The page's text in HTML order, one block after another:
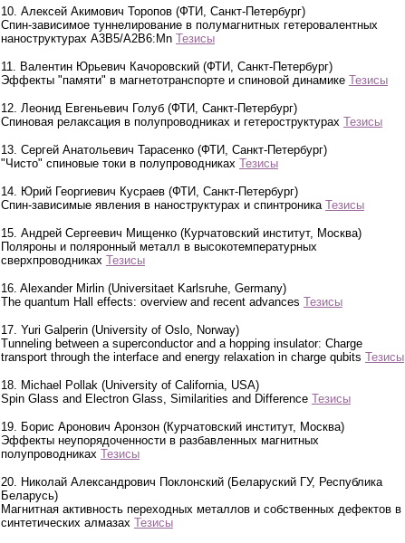
10. Алексей Акимович Торопов (ФТИ, Санкт-Петербург)
Спин-зависимое туннелирование в полумагнитных гетеровалентных
наноструктурах A3B5/A2B6:Mn Тезисы
11. Валентин Юрьевич Качоровский (ФТИ, Санкт-Петербург)
Эффекты "памяти" в магнетотранспорте и спиновой динамике Тезисы
12. Леонид Евгеньевич Голуб (ФТИ, Санкт-Петербург)
Спиновая релаксация в полупроводниках и гетероструктурах Тезисы
13. Сергей Анатольевич Тарасенко (ФТИ, Санкт-Петербург)
"Чисто" спиновые токи в полупроводниках Тезисы
14. Юрий Георгиевич Кусраев (ФТИ, Санкт-Петербург)
Спин-зависимые явления в наноструктурах и спинтроника Тезисы
15. Андрей Сергеевич Мищенко (Курчатовский институт, Москва)
Поляроны и поляронный металл в высокотемпературных
сверхпроводниках Тезисы
16. Alexander Mirlin (Universitaet Karlsruhe, Germany)
The quantum Hall effects: overview and recent advances Тезисы
17. Yuri Galperin (University of Oslo, Norway)
Tunneling between a superconductor and a hopping insulator: Charge
transport through the interface and energy relaxation in charge qubits Тезисы
18. Michael Pollak (University of California, USA)
Spin Glass and Electron Glass, Similarities and Difference Тезисы
19. Борис Аронович Аронзон (Курчатовский институт, Москва)
Эффекты неупорядоченности в разбавленных магнитных
полупроводниках Тезисы
20. Николай Александрович Поклонский (Беларуский ГУ, Республика
Беларусь)
Магнитная активность переходных металлов и собственных дефектов в
синтетических алмазах Тезисы